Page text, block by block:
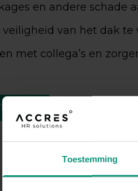
Toestemming
en andere schade
van het dak te
met collega’s en